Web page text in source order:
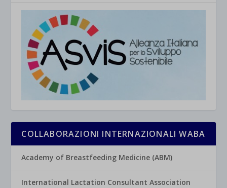
COLLABORAZIONI INTERNAZIONALI WABA
Academy of Breastfeeding Medicine (ABM)
International Lactation Consultant Association